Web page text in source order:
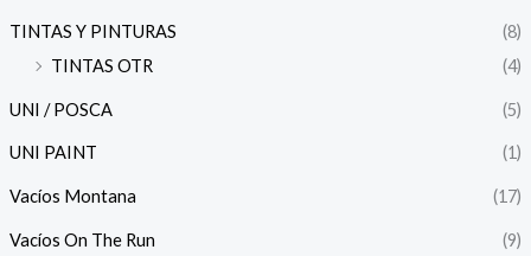
TINTAS Y PINTURAS
(8)
TINTAS OTR
(4)
UNI / POSCA (5)
UNI PAINT (1)
Vacíos Montana (17)
Vacíos On The Run (9)